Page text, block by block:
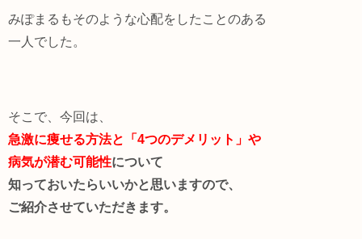
みぽまるもそのような心配をしたことのある
一人でした。
そこで、今回は、
急激に痩せる方法と「4つのデメリット」や
病気が潜む可能性について
知っておいたらいいかと思いますので、
ご紹介させていただきます。